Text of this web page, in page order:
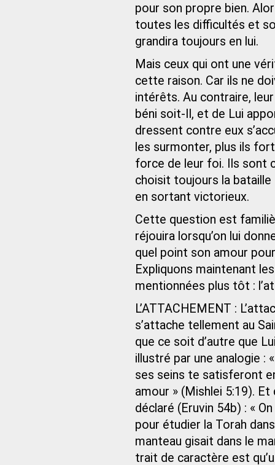
pour son propre bien.
toutes les difficultés et
grandira toujours en lui.
Mais ceux qui ont une
cette raison. Car ils ne
intérêts. Au contraire,
béni soit-Il, et de Lui
dressent contre eux
les surmonter, plus ils
force de leur foi. Ils sont
choisit toujours la
en sortant victorieux.
Cette question est
réjouira lorsqu’on lui
quel point son amour
Expliquons maintenant
mentionnées plus tôt :
L’ATTACHEMENT :
s’attache tellement au
que ce soit d’autre que
illustré par une analogie :
ses seins te satisferont
amour » (Mishlei 5:19).
déclaré (Eruvin 54b) : «
pour étudier la Torah
manteau gisait dans le
trait de caractère est